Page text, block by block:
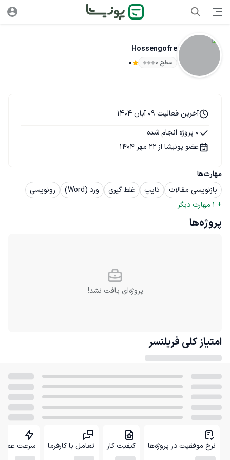
Hossengofre
سطح ۰ 0
مهارت‌ها
بازنویسی مقالات
تایپ غلط گیری ورد (Word)
رونویسی
+
1 مهارت دیگر
آخرین فعالیت 09 آبان 1404
0 پروژه انجام شده
عضو پونیشا از 22 مهر 1404
پروژه‌ها
پروژه‌ای یافت نشد!
امتیاز کلی فریلنسر
نرخ موفقیت در پروژه‌ها کیفیت کار تعامل با کارفرما سرعت عمل